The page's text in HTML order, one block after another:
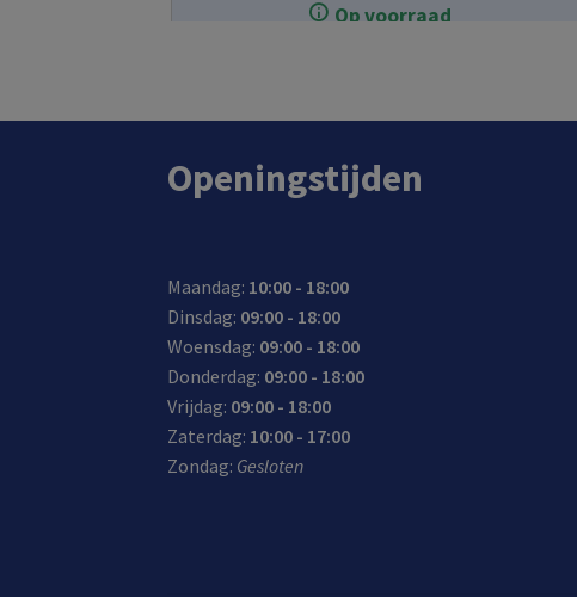
Op voorraad
Openingstijden
Maandag: 10:00 - 18:00
Dinsdag: 09:00 - 18:00
Woensdag: 09:00 - 18:00
Donderdag: 09:00 - 18:00
Vrijdag: 09:00 - 18:00
Zaterdag: 10:00 - 17:00
Zondag: Gesloten